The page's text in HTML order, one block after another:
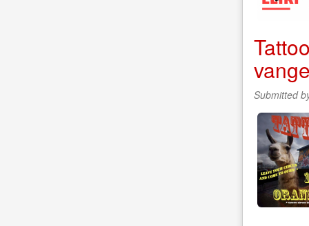
Submitted